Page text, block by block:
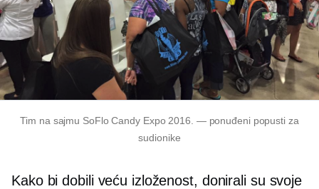
Tim na sajmu SoFlo Candy Expo 2016. — ponuđeni popusti za
sudionike
Kako bi dobili veću izloženost, donirali su svoje